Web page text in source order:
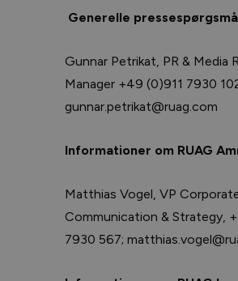
Generelle
Gunnar Petrikat, PR & Media
Manager +49 (0)911 7930
gunnar.petrikat@ruag.com
Informationer om RUAG
Matthias Vogel, VP
Communication & Strategy,
7930 567;